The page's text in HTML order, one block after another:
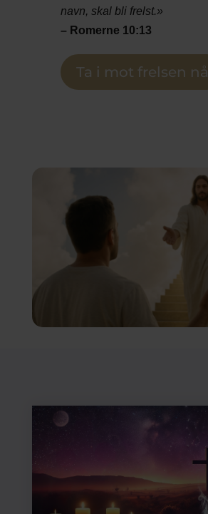
navn, skal bli frelst.»
– Romerne 10:13
Ta i mot frelsen nå